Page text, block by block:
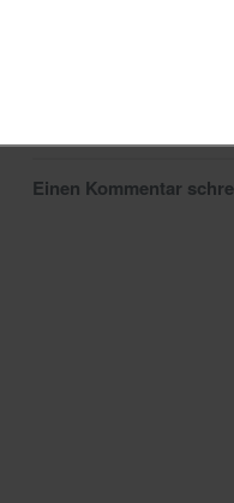
Einen Kommentar